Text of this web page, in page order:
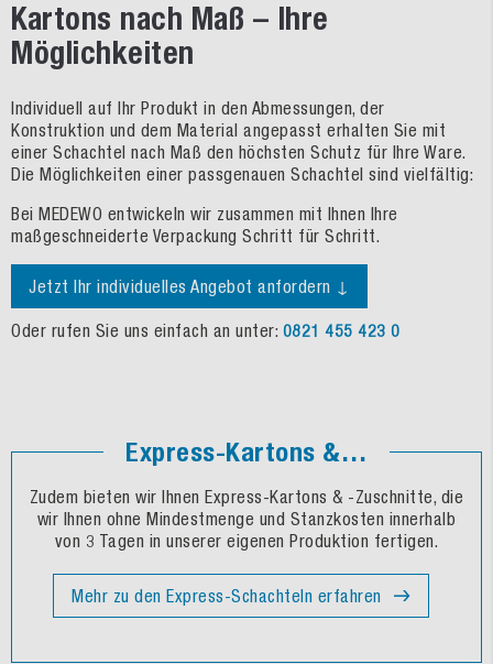
Kartons nach Maß – Ihre
Möglichkeiten
Individuell auf Ihr Produkt in den Abmessungen, der
Konstruktion und dem Material angepasst erhalten Sie mit
einer Schachtel nach Maß den höchsten Schutz für Ihre Ware.
Die Möglichkeiten einer passgenauen Schachtel sind vielfältig:
Bei MEDEWO entwickeln wir zusammen mit Ihnen Ihre
maßgeschneiderte Verpackung Schritt für Schritt.
Jetzt Ihr individuelles Angebot anfordern ↓
Oder rufen Sie uns einfach an unter: 0821 455 423 0
Express-Kartons & -Zuschnitte
Zudem bieten wir Ihnen Express-Kartons & -Zuschnitte, die
wir Ihnen ohne Mindestmenge und Stanzkosten innerhalb
von 3 Tagen in unserer eigenen Produktion fertigen.
Mehr zu den Express-Schachteln erfahren